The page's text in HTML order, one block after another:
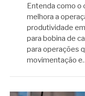
Entenda como o
melhora a
produtividade
para bobina de
para operações
movimentação